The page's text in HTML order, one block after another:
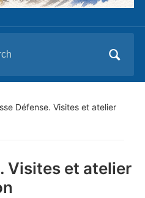
Défense. Visites et atelier
Visites et atelier